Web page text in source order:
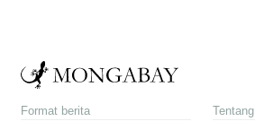
Format berita Tentang